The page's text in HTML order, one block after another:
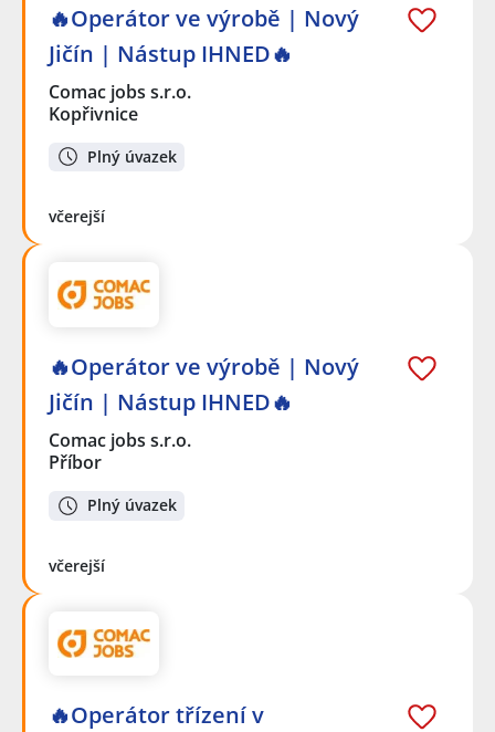
🔥Operátor ve výrobě | Nový
Jičín | Nástup IHNED🔥
Comac jobs s.r.o.
Kopřivnice
Plný úvazek
včerejší
🔥Operátor ve výrobě | Nový
Jičín | Nástup IHNED🔥
Comac jobs s.r.o.
Příbor
Plný úvazek
včerejší
🔥Operátor třízení v